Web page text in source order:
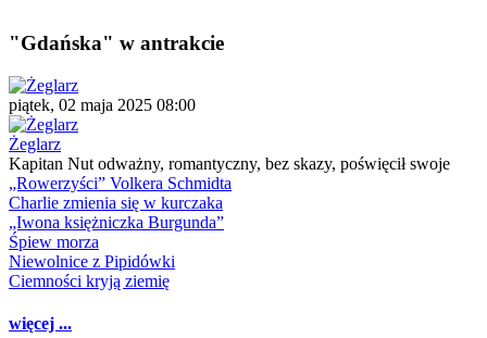
"Gdańska" w antrakcie
piątek, 02 maja 2025 08:00
Żeglarz
Kapitan Nut odważny, romantyczny, bez skazy, poświęcił swoje
„Rowerzyści” Volkera Schmidta
Charlie zmienia się w kurczaka
„Iwona księżniczka Burgunda”
Śpiew morza
Niewolnice z Pipidówki
Ciemności kryją ziemię
więcej ...